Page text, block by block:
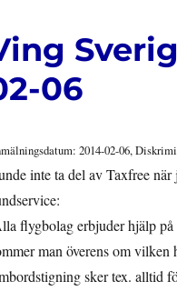
06
2014-02-06,
inte ta del av Taxfree
flygbolag erbjuder hjälp
man överens om vilken
sker tex. alltid